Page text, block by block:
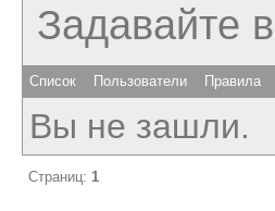
Задавайте
Список Пользователи Правила
Вы не зашли.
Страниц: 1